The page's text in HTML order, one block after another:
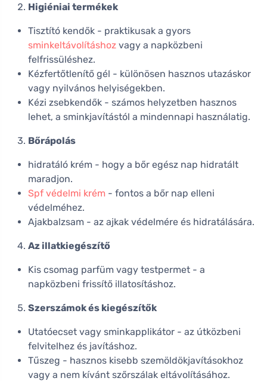
Higiéniai termékek
Tisztító kendők - praktikusak a gyors
sminkeltávolításhoz vagy a napközbeni
felfrissüléshez.
Kézfertőtlenítő gél - különösen hasznos utazáskor
vagy nyilvános helyiségekben.
Kézi zsebkendők - számos helyzetben hasznos
lehet, a sminkjavítástól a mindennapi használatig.
Bőrápolás
hidratáló krém - hogy a bőr egész nap hidratált
maradjon.
Spf védelmi krém - fontos a bőr nap elleni
védelméhez.
Ajakbalzsam - az ajkak védelmére és hidratálására.
Az illatkiegészítő
Kis csomag parfüm vagy testpermet - a
napközbeni frissítő illatosításhoz.
Szerszámok és kiegészítők
Utatóecset vagy sminkapplikátor - az útközbeni
felvitelhez és javításhoz.
Tűszeg - hasznos kisebb szemöldökjavításokhoz
vagy a nem kívánt szőrszálak eltávolításához.